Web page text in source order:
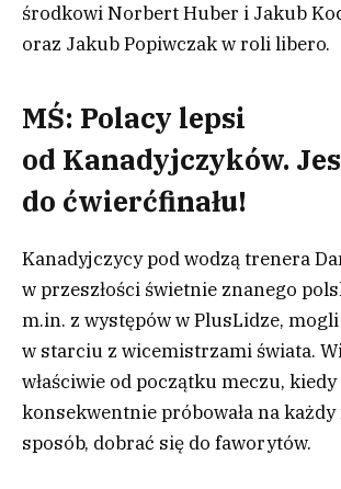
środkowi Norbert Huber i Jakub
oraz Jakub Popiwczak w roli libero.
MŚ: Polacy lepsi
od Kanadyjczyków.
do ćwierćfinału!
Kanadyjczycy pod wodzą trenera
w przeszłości świetnie znanego
m.in. z występów w PlusLidze,
w starciu z wicemistrzami świata.
właściwie od początku meczu, kiedy
konsekwentnie próbowała na
sposób, dobrać się do faworytów.